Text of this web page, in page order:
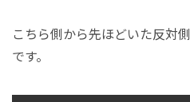
こちら側から先ほどいた反対
です。